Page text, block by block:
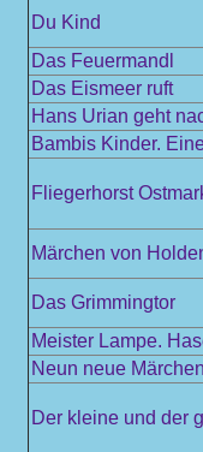
Du Kind
Das Feuermandl
Das Eismeer ruft
Hans Urian geht
Bambis Kinder.
Fliegerhorst
Märchen von
Das Grimmingtor
Meister Lampe.
Neun neue
Der kleine und der